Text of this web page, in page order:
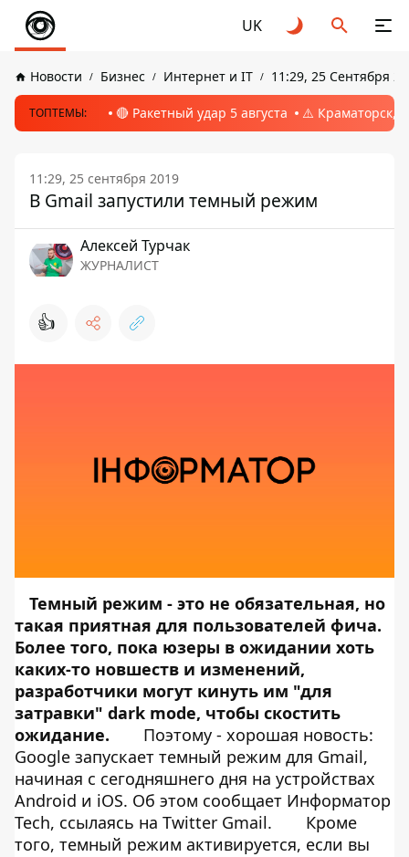
UK
Новости Бизнес Интернет и IT 11:29, 25 Сентября
ТОПТЕМЫ: 🔴 Ракетный удар 5 августа ⚠️ Краматорск,
11:29, 25 сентября 2019
В Gmail запустили темный режим
Алексей Турчак
ЖУРНАЛИСТ
👍
Темный режим - это не обязательная, но
такая приятная для пользователей фича.
Более того, пока юзеры в ожидании хоть
каких-то новшеств и изменений,
разработчики могут кинуть им "для
затравки" dark mode, чтобы скостить
ожидание.
Поэтому - хорошая новость:
Google запускает темный режим для Gmail,
начиная с сегодняшнего дня на устройствах
Android и iOS. Об этом сообщает Информатор
Tech, ссылаясь на Twitter Gmail.
Кроме
того, темный режим активируется, если вы